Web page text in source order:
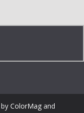
ColorMag and